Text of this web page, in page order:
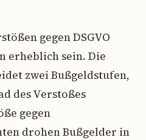
gegen DSGVO
erheblich sein. Die
zwei Bußgeldstufen,
des Verstoßes
gegen
drohen Bußgelder in